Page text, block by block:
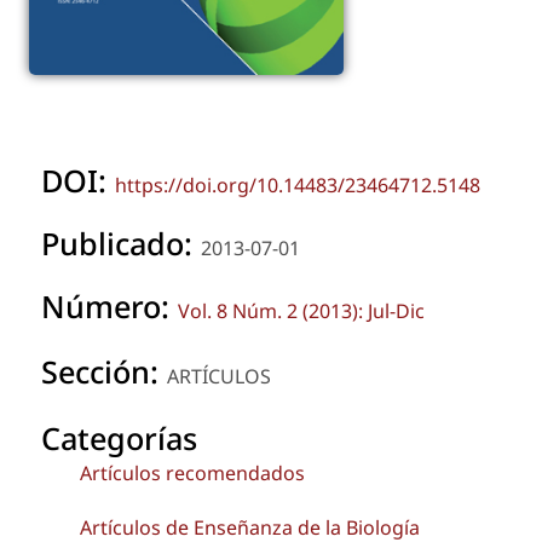
DOI: https://doi.org/10.14483/23464712.5148
Publicado: 2013-07-01
Número: Vol. 8 Núm. 2 (2013): Jul-Dic
Sección: ARTÍCULOS
Categorías
Artículos recomendados
Artículos de Enseñanza de la Biología